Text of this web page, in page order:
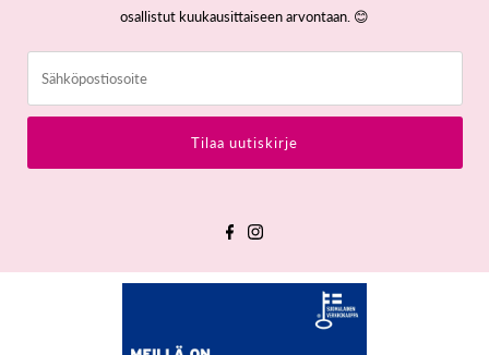
osallistut kuukausittaiseen arvontaan. 😊
Tilaa uutiskirje